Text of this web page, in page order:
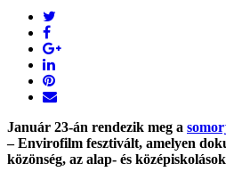
Január 23-án rendezik meg a
– Envirofilm fesztivált, amelyen
közönség, az alap- és